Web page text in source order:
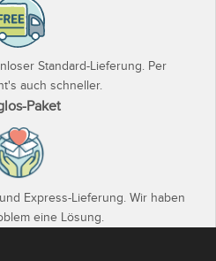
Standard-Lieferung. Per
auch schneller.
Paket
Express-Lieferung. Wir haben
eine Lösung.